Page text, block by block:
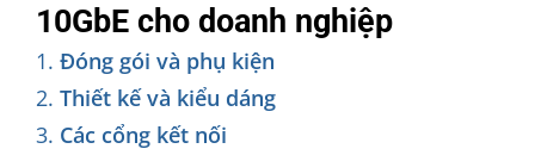
10GbE cho doanh nghiệp
Đóng gói và phụ kiện
Thiết kế và kiểu dáng
Các cổng kết nối